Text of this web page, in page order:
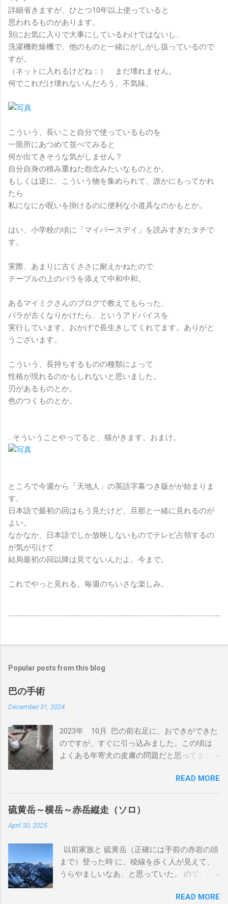
詳細省きますが、ひとつ10年以上使っていると
思われるものがあります。
別にお気に入りで大事にしているわけではないし、
洗濯機乾燥機で、他のものと一緒にがしがし扱っているので
すが。
（ネットに入れるけどね；） まだ壊れません。
何でこれだけ壊れないんだろう。不気味。
こういう、長いこと自分で使っているものを
一箇所にあつめて並べてみると
何か出てきそうな気がしません？
自分自身の積み重ねた怨念みたいなものとか。
もしくは逆に、こういう物を集められて、誰かにもってかれ
たら
私になにか呪いを掛けるのに便利な小道具なのかもとか。
はい、小学校の頃に「マイバースデイ」を読みすぎたタチで
す。
実際、あまりに古くささに耐えかねたので
テーブルの上のバラを添えて中和中和。
あるマイミクさんのブログで教えてもらった、
バラが古くなりかけたら、というアドバイスを
実行しています。おかげで長生きしてくれてます。ありがと
うございます。
こういう、長持ちするものの種類によって
性格が現れるのかもしれないと思いました。
刃があるものとか。
色のつくものとか。
…そういうことやってると、猫がきます。おまけ。
ところで今週から「天地人」の英語字幕つき版がが始まりま
す。
日本語で最初の回はもう見たけど、旦那と一緒に見れるのが
よい。
なかなか、日本語でしか放映しないものでテレビ占領するの
が気が引けて
結局最初の回以降は見てないんだよ。今まで。
これでやっと見れる。毎週のちいさな楽しみ。
Popular posts from this blog
巴の手術
December 31, 2024
2023年 10月 巴の前右足に、おできができた
のですが、すぐに引っ込みました。この頃は
よくある年寄犬の皮膚の問題だと思ってまし
ができました。丁度、狂犬病注射の時期だっ
たため、その頃の獣医に処方を聞きました。
前回と同じように引っ込むと思うが、大きく
なるようだったら相談してということでし
た。 この獣医さんは、来月廃業するとのこと
だったので、紹介状を書いてもらいました。
2024年 7月 おできが大きくなってきているの
ました。そちらでも、良性とも悪性ともわか
READ MORE
硫黄岳～横岳～赤岳縦走（ソロ）
April 30, 2025
以前家族と 硫黄岳（正確には手前の赤岩の頭
まで）登った時 に、稜線を歩く人が見えて、
うらやましいなあ、と思っていた。 ので、今
キャンする日の前日に、ソロで小屋泊して、
READ MORE